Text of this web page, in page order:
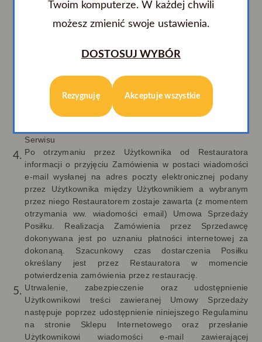
zwierającego wybrane Posiłki i wskazane przez
Wysłanie Zamówienia następuje po akceptacji i
istotnych elementów oraz naciśnięciu przycisku
momentu naciśnięcia przycisku „Zamawiam i płacę” -
Użytkownik ma możliwość modyfikacji wprowadzonych
danych, w tym w zakresie wyboru Posiłku. W tym celu
należy kierować się wyświetlanymi Użytkownikowi
Serwisu
Po otrzymaniu przez Użytkownika od Restauratora
informacji o przyjęciu Zamówienia w postaci wiadomości
e-mail wysłanej na adres poczty elektronicznej podany
przez Użytkownika między Użytkownikiem a wybranym
przez niego Restauratorem zostaje zawarta (z momentem
otrzymania ww. wiadomości email) Umowa Sprzedaży
Posiłku. Realizacja Zamówienia przez Sprzedawcę
dokonywana jest po uznaniu płatności internetowej za
dokonaną. Szacunkowy czas dostarczenia Posiłku
określany jest przez Restauratora w momencie
potwierdzenia zamówienia przez restaurację.
Utrwalenie, zabezpieczenie oraz udostępnienie
Użytkownikowi treści zawieranej Umowy Sprzedaży
następuje poprzez udostępnienie niniejszego Regulaminu
na stronie Sklepu Internetowego oraz przesłanie
Użytkownikowi wiadomości e-mail zawierającej
Twoim komputerze. W każdej chwili
możesz zmienić swoje ustawienia.
DOSTOSUJ WYBÓR
Rezygnuję Akceptuje wszystkie